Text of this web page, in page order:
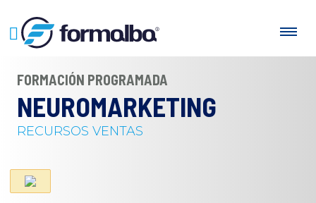
FORMACIÓN PROGRAMADA
NEUROMARKETING
RECURSOS VENTAS